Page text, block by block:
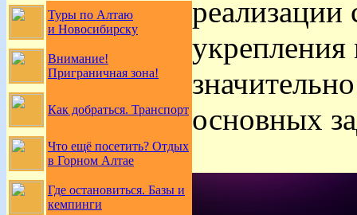
Туры по Алтаю
и Новосибирску
Внимание!
Приграничная зона!
Как добраться. Транспорт
Что ещё посетить? Отдых
в Горном Алтае
Где остановиться. Базы и
кемпинги
реализации
укрепления
основных